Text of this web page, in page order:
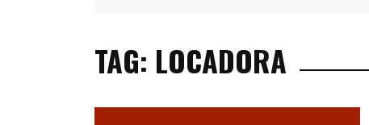
ALERTA DE SPOILER
CINERAMA
TAG: LOCADORA